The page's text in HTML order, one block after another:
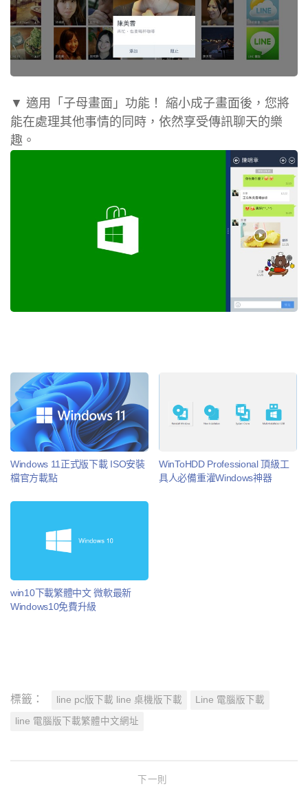
▼ 適用「子母畫面」功能！ 縮小成子畫面後，您將
能在處理其他事情的同時，依然享受傳訊聊天的樂
趣。
Windows 11正式版下載 ISO安裝
檔官方載點
WinToHDD Professional 頂級工
具人必備重灌Windows神器
win10下載繁體中文 微軟最新
Windows10免費升級
標籤： line pc版下載 line 桌機版下載 Line 電腦版下載
line 電腦版下載繁體中文網址
下一則